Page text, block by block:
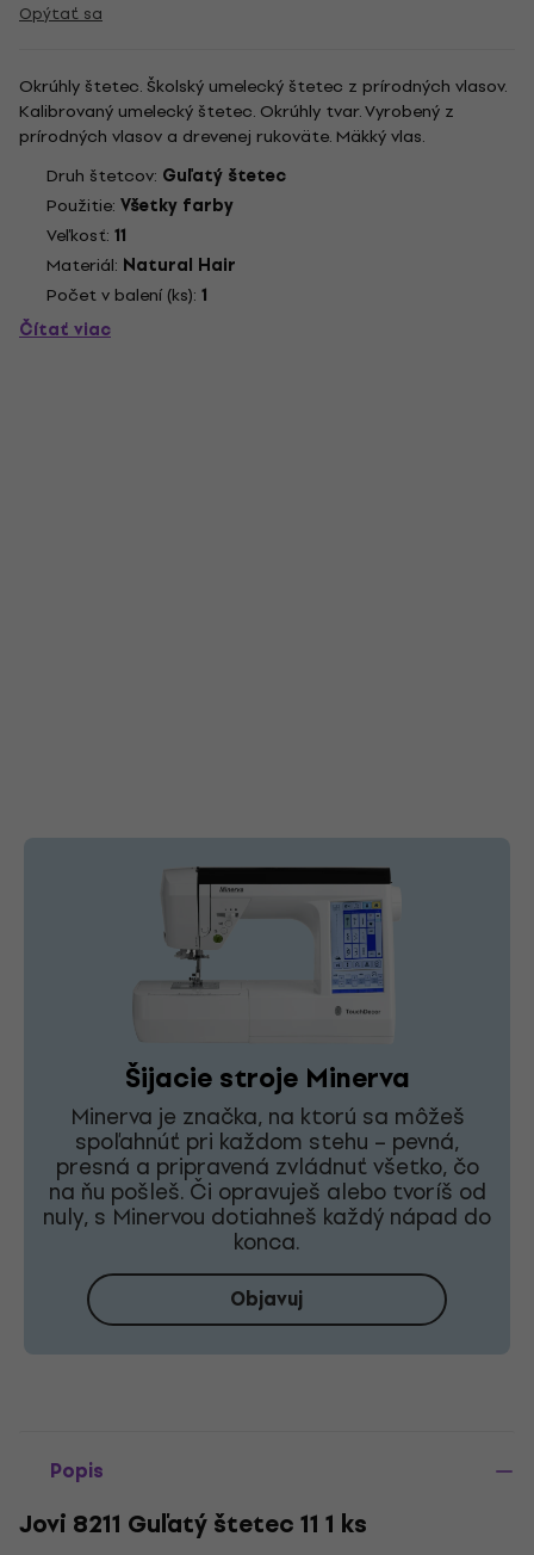
Opýtať sa
Okrúhly štetec. Školský umelecký štetec z prírodných vlasov.
Kalibrovaný umelecký štetec. Okrúhly tvar. Vyrobený z
prírodných vlasov a drevenej rukoväte. Mäkký vlas.
Druh štetcov: Guľatý štetec
Použitie: Všetky farby
Veľkosť: 11
Materiál: Natural Hair
Počet v balení (ks): 1
Čítať viac
Šijacie stroje Minerva
Minerva je značka, na ktorú sa môžeš
spoľahnúť pri každom stehu – pevná,
presná a pripravená zvládnuť všetko, čo
na ňu pošleš. Či opravuješ alebo tvoríš od
nuly, s Minervou dotiahneš každý nápad do
konca.
Objavuj
Popis
Jovi 8211 Guľatý štetec 11 1 ks